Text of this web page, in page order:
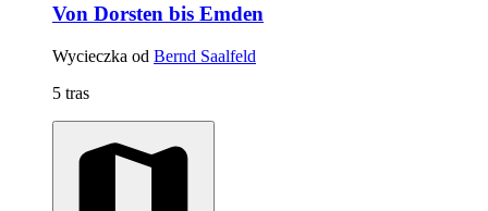
Von Dorsten bis Emden
Wycieczka od Bernd Saalfeld
5 tras